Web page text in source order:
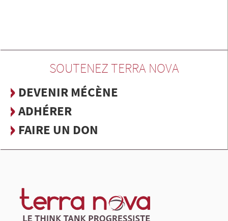
SOUTENEZ TERRA NOVA
DEVENIR MÉCÈNE
ADHÉRER
FAIRE UN DON